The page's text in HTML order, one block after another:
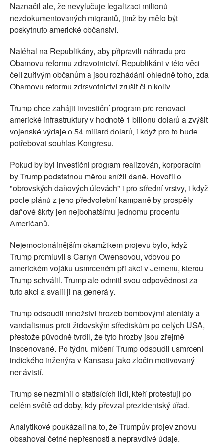
Naznačil ale, že nevylučuje legalizaci milionů
nezdokumentovaných migrantů, jimž by mělo být
poskytnuto americké občanství.
Naléhal na Republikány, aby připravili náhradu pro
Obamovu reformu zdravotnictví. Republikáni v této věci
čelí zuřivým občanům a jsou rozhádáni ohledně toho, zda
Obamovu reformu zdravotnictví zrušit či nikoliv.
Trump chce zahájit investiční program pro renovaci
americké infrastruktury v hodnotě 1 bilionu dolarů a zvýšit
vojenské výdaje o 54 miliard dolarů, i když pro to bude
potřebovat souhlas Kongresu.
Pokud by byl investiční program realizován, korporacím
by Trump podstatnou měrou snížil daně. Hovořil o
"obrovských daňových úlevách" i pro střední vrstvy, i když
podle plánů z jeho předvolební kampaně by prospěly
daňové škrty jen nejbohatšímu jednomu procentu
Američanů.
Nejemocionálnějším okamžikem projevu bylo, když
Trump promluvil s Carryn Owensovou, vdovou po
americkém vojáku usmrceném při akci v Jemenu, kterou
Trump schválil. Trump ale odmitl svou odpovědnost za
tuto akci a svalil ji na generály.
Trump odsoudil množství hrozeb bombovými atentáty a
vandalismus proti židovským střediskům po celých USA,
přestože původně tvrdil, že tyto hrozby jsou zřejmě
inscenované. Po týdnu mlčení Trump odsoudil usmrcení
indického inženýra v Kansasu jako zločin motivovaný
nenávistí.
Trump se nezmínil o statisících lidí, kteří protestují po
celém světě od doby, kdy převzal prezidentský úřad.
Analytikové poukázali na to, že Trumpův projev znovu
obsahoval četné nepřesnosti a nepravdivé údaje.